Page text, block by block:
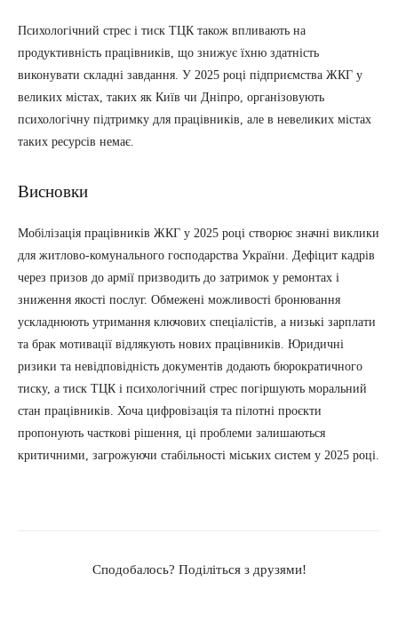
Психологічний стрес і тиск ТЦК також впливають на
продуктивність працівників, що знижує їхню здатність
виконувати складні завдання. У 2025 році підприємства ЖКГ у
великих містах, таких як Київ чи Дніпро, організовують
психологічну підтримку для працівників, але в невеликих містах
таких ресурсів немає.
Висновки
Мобілізація працівників ЖКГ у 2025 році створює значні виклики
для житлово-комунального господарства України. Дефіцит кадрів
через призов до армії призводить до затримок у ремонтах і
зниження якості послуг. Обмежені можливості бронювання
ускладнюють утримання ключових спеціалістів, а низькі зарплати
та брак мотивації відлякують нових працівників. Юридичні
ризики та невідповідність документів додають бюрократичного
тиску, а тиск ТЦК і психологічний стрес погіршують моральний
стан працівників. Хоча цифровізація та пілотні проєкти
пропонують часткові рішення, ці проблеми залишаються
критичними, загрожуючи стабільності міських систем у 2025 році.
Сподобалось? Поділіться з друзями!